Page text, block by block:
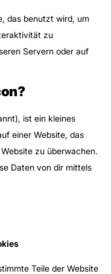
das benutzt wird, um
zu
Servern oder auf
ist ein kleines
einer Website, das
zu überwachen.
Daten von dir mittels
Teile der Website